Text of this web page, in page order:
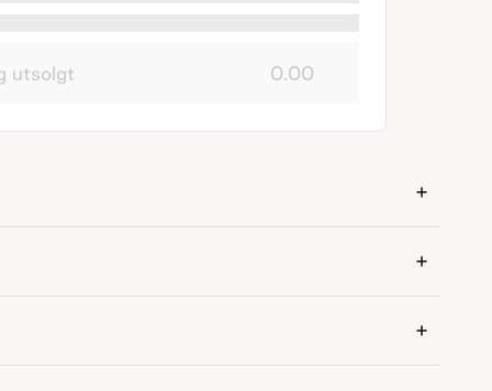
utsolgt 0.00